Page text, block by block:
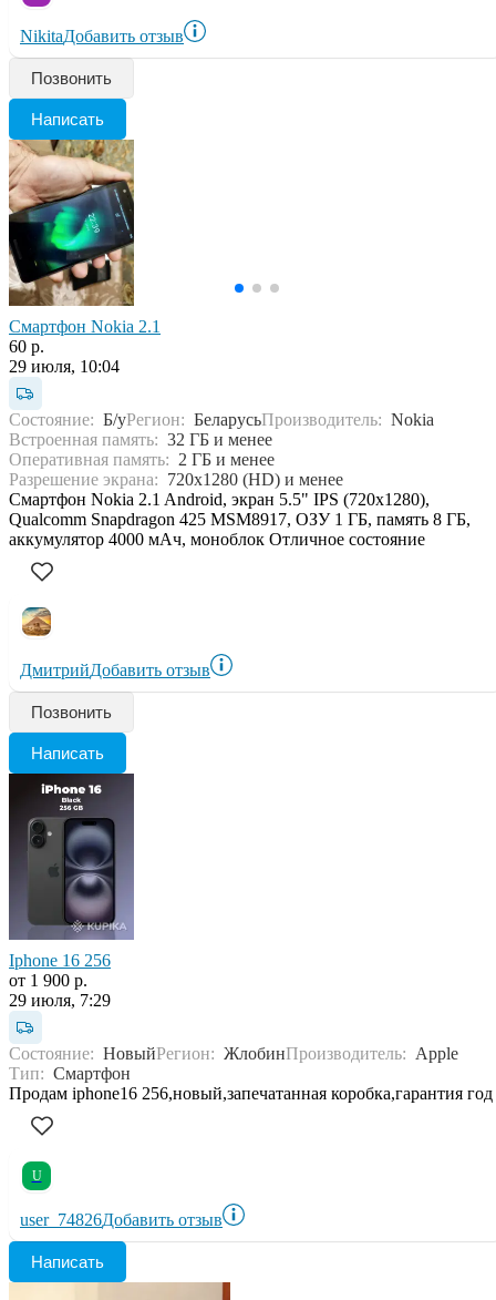
NikitaДобавить отзыв
Позвонить
Написать
Смартфон Nokia 2.1
60 р.
29 июля, 10:04
Состояние: Б/уРегион: БеларусьПроизводитель: Nokia
Встроенная память: 32 ГБ и менее
Оперативная память: 2 ГБ и менее
Разрешение экрана: 720x1280 (HD) и менее
Смартфон Nokia 2.1 Android, экран 5.5" IPS (720x1280),
Qualcomm Snapdragon 425 MSM8917, ОЗУ 1 ГБ, память 8 ГБ,
аккумулятор 4000 мАч, моноблок Отличное состояние
ДмитрийДобавить отзыв
Позвонить
Написать
Iphone 16 256
от 1 900 р.
29 июля, 7:29
Состояние: НовыйРегион: ЖлобинПроизводитель: Apple
Тип: Смартфон
Продам iphone16 256,новый,запечатанная коробка,гарантия год
U
user_74826Добавить отзыв
Написать